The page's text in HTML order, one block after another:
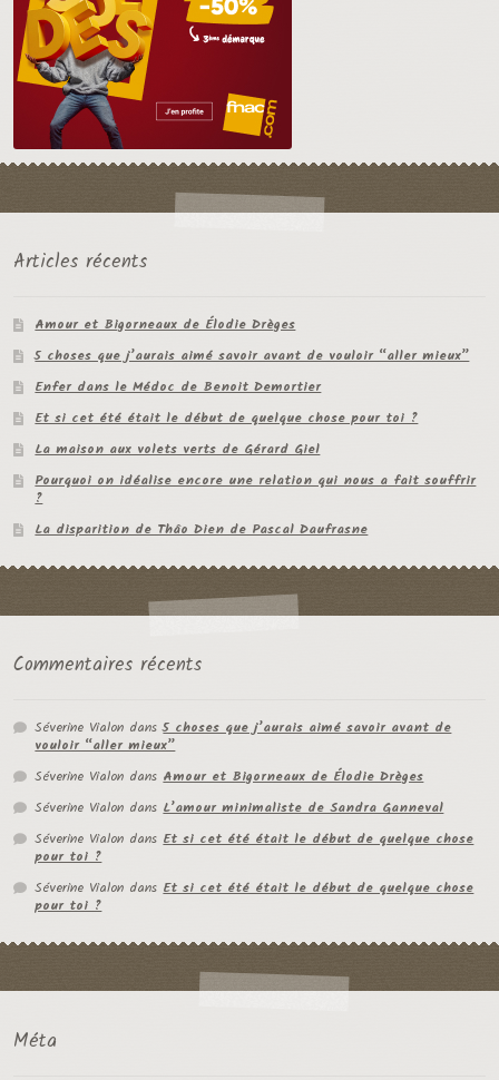
Articles récents
Amour et Bigorneaux de Élodie Drèges
5 choses que j’aurais aimé savoir avant de vouloir “aller mieux”
Enfer dans le Médoc de Benoit Demortier
Et si cet été était le début de quelque chose pour toi ?
La maison aux volets verts de Gérard Giel
Pourquoi on idéalise encore une relation qui nous a fait souffrir
?
La disparition de Thâo Dien de Pascal Daufrasne
Commentaires récents
Séverine Vialon dans5 choses que j’aurais aimé savoir avant de
vouloir “aller mieux”
Séverine Vialon dansAmour et Bigorneaux de Élodie Drèges
Séverine Vialon dansL’amour minimaliste de Sandra Ganneval
Séverine Vialon dansEt si cet été était le début de quelque chose
pour toi ?
Séverine Vialon dansEt si cet été était le début de quelque chose
pour toi ?
Méta